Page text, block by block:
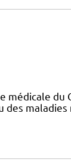
médicale du